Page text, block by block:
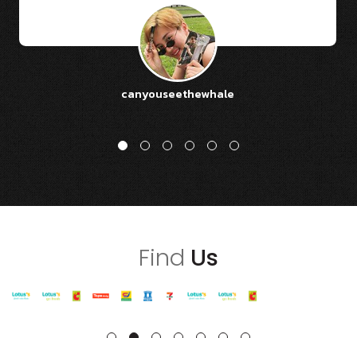
canyouseethewhale
Find Us